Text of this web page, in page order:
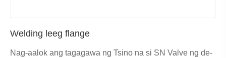
Welding leeg flange
Nag-aalok ang tagagawa ng Tsino na si SN Valve ng de-